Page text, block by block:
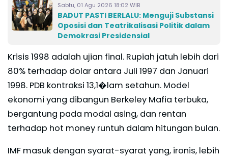
Sabtu, 01 Agu 2026 18:02 WIB
BADUT PASTI BERLALU: Menguji Substansi
Oposisi dan Teatrikalisasi Politik dalam
Demokrasi Presidensial
Krisis 1998 adalah ujian final. Rupiah jatuh lebih dari
80% terhadap dolar antara Juli 1997 dan Januari
1998. PDB kontraksi 13,1�lam setahun. Model
ekonomi yang dibangun Berkeley Mafia terbuka,
bergantung pada modal asing, dan rentan
terhadap hot money runtuh dalam hitungan bulan.
IMF masuk dengan syarat-syarat yang, ironis, lebih